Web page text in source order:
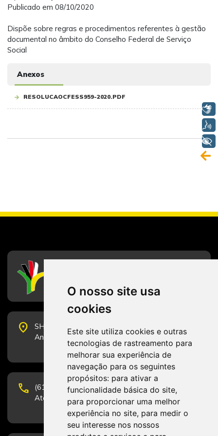
O nosso site usa
cookies
Este site utiliza cookies e outras
tecnologias de rastreamento para
melhorar sua experiência de
navegação para os seguintes
propósitos: para ativar a
funcionalidade básica do site,
para proporcionar uma melhor
experiência no site, para medir o
seu interesse nos nossos
Publicado em 08/10/2020
Dispõe sobre regras e procedimentos referentes à gestão
documental no âmbito do Conselho Federal de Serviço
Social
Anexos
RESOLUCAOCFESS959-2020.PDF
place
SHS Quadra 6, Bloco E, Complexo Brasil 21, 20º
Andar, Sala 2001 - CEP 70322-915 - Brasília/DF
phone
(61) 3223-1652 e (61) 98131-3801.
Atendimento por telefone em horário comercial
Libras
+ Acessibilidade